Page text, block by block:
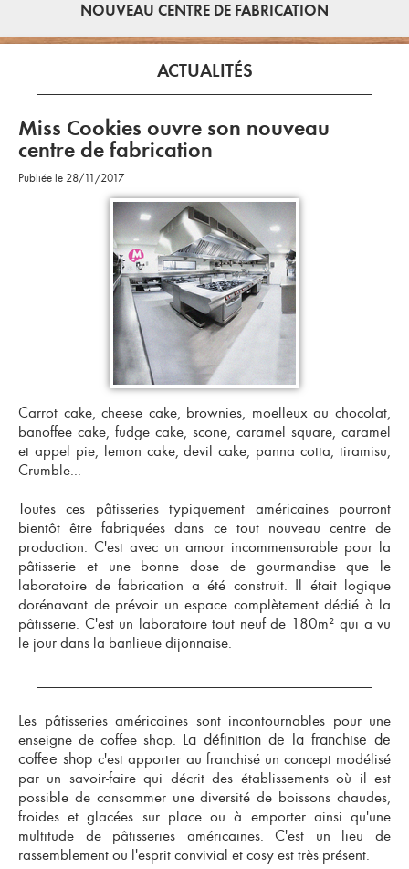
NOUVEAU CENTRE DE FABRICATION
ACTUALITÉS
Miss Cookies ouvre son nouveau
centre de fabrication
Publiée le 28/11/2017
Carrot cake, cheese cake, brownies, moelleux au chocolat,
banoffee cake, fudge cake, scone, caramel square, caramel
et appel pie, lemon cake, devil cake, panna cotta, tiramisu,
Crumble...
Toutes ces pâtisseries typiquement américaines pourront
bientôt être fabriquées dans ce tout nouveau centre de
production. C'est avec un amour incommensurable pour la
pâtisserie et une bonne dose de gourmandise que le
laboratoire de fabrication a été construit. Il était logique
dorénavant de prévoir un espace complètement dédié à la
pâtisserie. C'est un laboratoire tout neuf de 180m² qui a vu
le jour dans la banlieue dijonnaise.
Les pâtisseries américaines sont incontournables pour une
enseigne de coffee shop. La définition de la franchise de
coffee shopc'est apporter au franchisé un concept modélisé
par un savoir-faire qui décrit des établissements où il est
possible de consommer une diversité de boissons chaudes,
froides et glacées sur place ou à emporterainsi qu'une
multitude de pâtisseries américaines. C'est un lieu de
rassemblement ou l'esprit convivial et cosy est très présent.